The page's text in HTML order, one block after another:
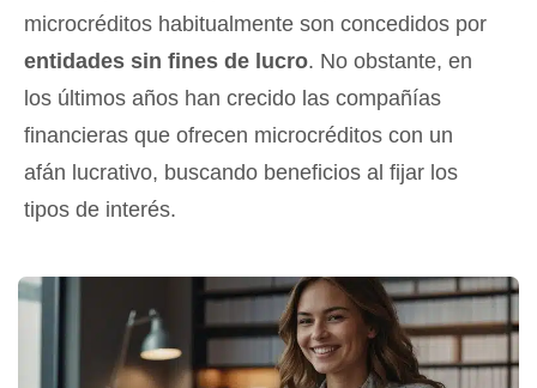
microcréditos habitualmente son concedidos por
entidades sin fines de lucro. No obstante, en
los últimos años han crecido las compañías
financieras que ofrecen microcréditos con un
afán lucrativo, buscando beneficios al fijar los
tipos de interés.